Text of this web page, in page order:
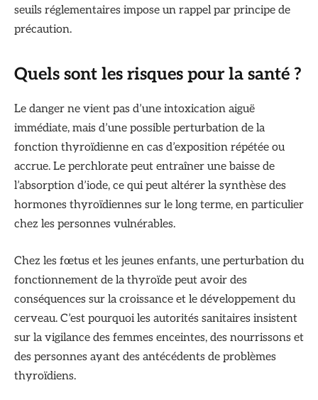
seuils réglementaires impose un rappel par principe de
précaution.
Quels sont les risques pour la santé ?
Le danger ne vient pas d’une intoxication aiguë
immédiate, mais d’une possible perturbation de la
fonction thyroïdienne en cas d’exposition répétée ou
accrue. Le perchlorate peut entraîner une baisse de
l’absorption d’iode, ce qui peut altérer la synthèse des
hormones thyroïdiennes sur le long terme, en particulier
chez les personnes vulnérables.
Chez les fœtus et les jeunes enfants, une perturbation du
fonctionnement de la thyroïde peut avoir des
conséquences sur la croissance et le développement du
cerveau. C’est pourquoi les autorités sanitaires insistent
sur la vigilance des femmes enceintes, des nourrissons et
des personnes ayant des antécédents de problèmes
thyroïdiens.